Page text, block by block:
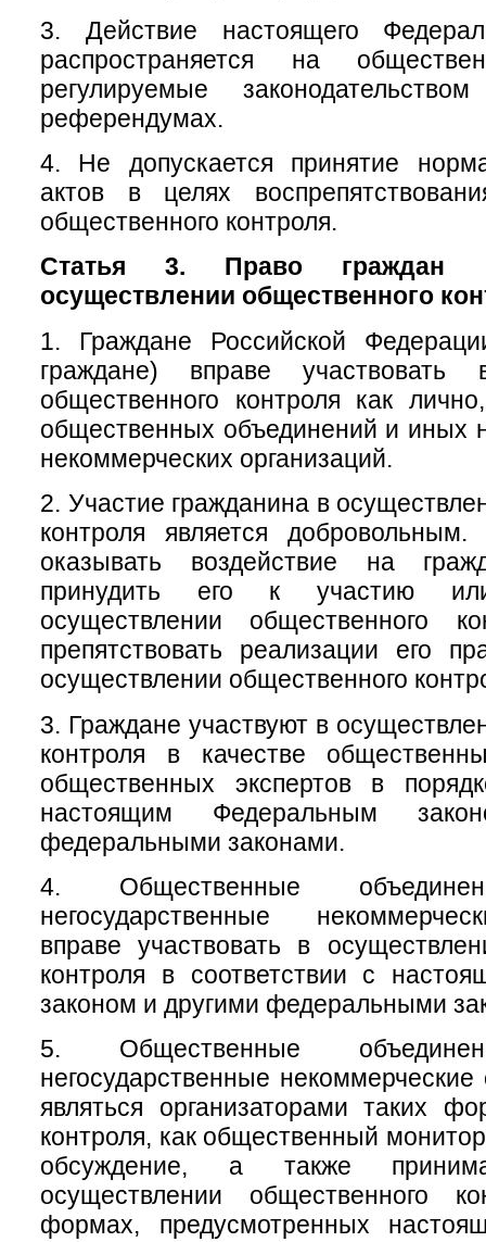
3. Действие настоящего
распространяется на
регулируемые
референдумах.
4. Не допускается принятие
актов в целях
общественного контроля.
Статья 3. Право граждан
осуществлении общественного
1. Граждане Российской
граждане) вправе участвовать
общественного контроля как
общественных объединений и иных
некоммерческих организаций.
2. Участие гражданина в
контроля является
оказывать воздействие на
принудить его к участию
осуществлении общественного
препятствовать реализации его
осуществлении общественного
3. Граждане участвуют в
контроля в качестве
общественных экспертов в
настоящим Федеральным
федеральными законами.
4. Общественные
негосударственные
вправе участвовать в
контроля в соответствии с
законом и другими федеральными
5. Общественные
негосударственные некоммерческие
являться организаторами таких
контроля, как общественный
обсуждение, а также
осуществлении общественного
формах, предусмотренных